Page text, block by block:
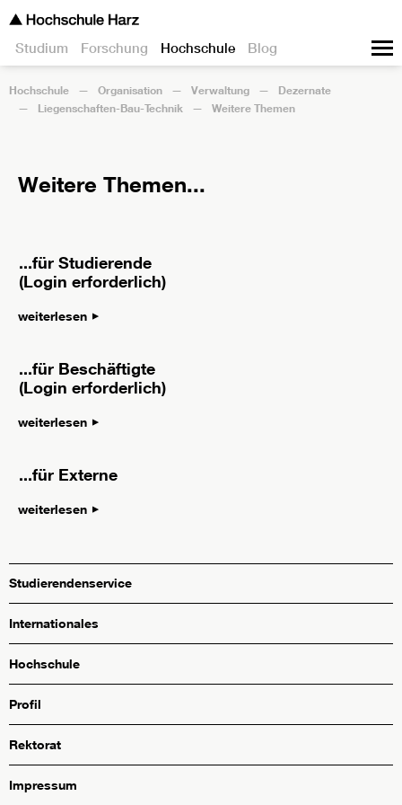
Studium Forschung Hochschule Blog
Hochschule Organisation Verwaltung
Dezernate
Liegenschaften-Bau-Technik
Weitere Themen
Weitere Themen...
...für Studierende
(Login erforderlich)
weiterlesen
...für Beschäftigte
(Login erforderlich)
weiterlesen
...für Externe
weiterlesen
Studierendenservice
Internationales
Hochschule
Profil
Rektorat
Impressum